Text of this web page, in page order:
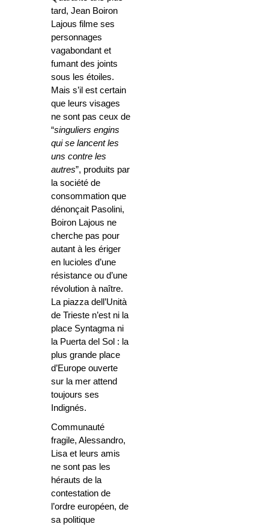
tard, Jean Boiron
Lajous filme ses
personnages
vagabondant et
fumant des joints
sous les étoiles.
Mais s’il est certain
que leurs visages
ne sont pas ceux de
“singuliers engins
qui se lancent les
uns contre les
autres”, produits par
la société de
consommation que
dénonçait Pasolini,
Boiron Lajous ne
cherche pas pour
autant à les ériger
en lucioles d’une
résistance ou d’une
révolution à naître.
La piazza dell’Unità
de Trieste n’est ni la
place Syntagma ni
la Puerta del Sol : la
plus grande place
d’Europe ouverte
sur la mer attend
toujours ses
Indignés.
Communauté
fragile, Alessandro,
Lisa et leurs amis
ne sont pas les
hérauts de la
contestation de
l’ordre européen, de
sa politique